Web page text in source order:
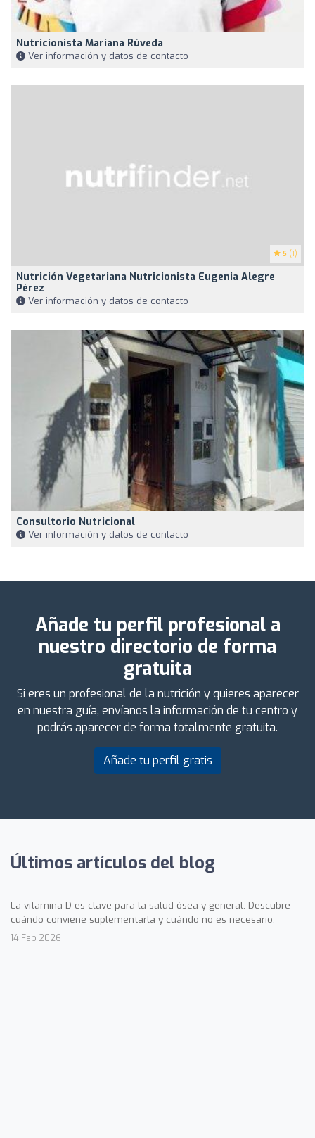
Nutricionista Mariana Rúveda
Ver información y datos de contacto
5 (1)
Nutrición Vegetariana Nutricionista Eugenia Alegre
Pérez
Ver información y datos de contacto
Consultorio Nutricional
Ver información y datos de contacto
Añade tu perfil profesional a
nuestro directorio de forma
gratuita
Si eres un profesional de la nutrición y quieres aparecer
en nuestra guía, envíanos la información de tu centro y
podrás aparecer de forma totalmente gratuita.
Añade tu perfil gratis
Últimos artículos del blog
La vitamina D es clave para la salud ósea y general. Descubre
cuándo conviene suplementarla y cuándo no es necesario.
14 Feb 2026